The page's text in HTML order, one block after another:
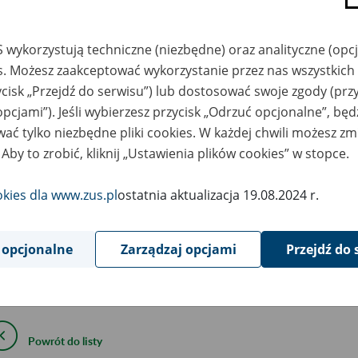
z koniecznością wykonania pilnych prac
została wyłączona możliwość logowania do
elektronicznej.
funkcjonalności poinformujemy Państwa osobnym
do PUE ZUS jest możliwe pozostałymi metodami.
Powrót do listy
wykorzystują techniczne (niezbędne) oraz analityczne
Możesz zaakceptować wykorzystanie przez nas
„Przejdź do serwisu”) lub dostosować swoje zgody
Jeśli wybierzesz przycisk „Odrzuć opcjonalne”,
tylko niezbędne pliki cookies. W każdej chwili możesz
to zrobić, kliknij „Ustawienia plików cookies” w stopce.
dla www.zus.plostatnia aktualizacja 19.08.2024 r.
Zarządzaj opcjami Przejdź do